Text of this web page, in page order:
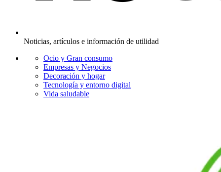
Noticias, artículos e información de utilidad
Ocio y Gran consumo
Empresas y Negocios
Decoración y hogar
Tecnología y entorno digital
Vida saludable